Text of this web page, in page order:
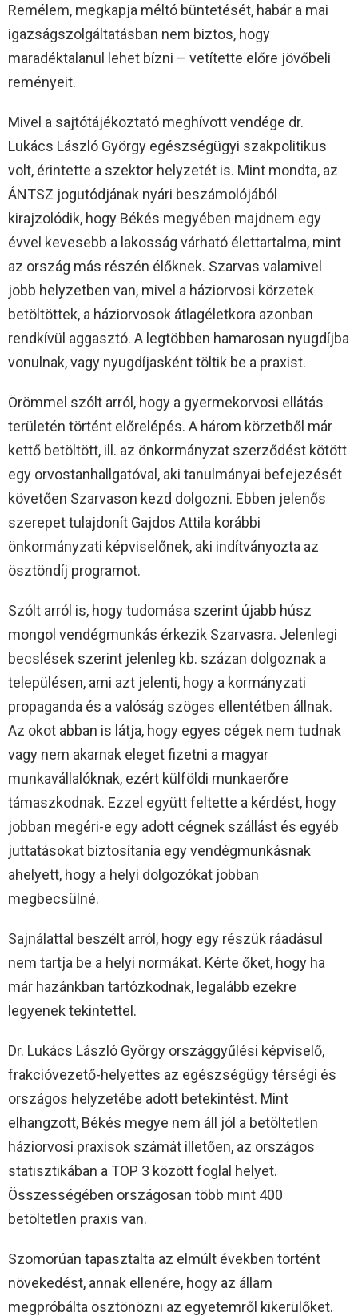
Remélem, megkapja méltó büntetését, habár a mai
igazságszolgáltatásban nem biztos, hogy
maradéktalanul lehet bízni – vetítette előre jövőbeli
reményeit.
Mivel a sajtótájékoztató meghívott vendége dr.
Lukács László György egészségügyi szakpolitikus
volt, érintette a szektor helyzetét is. Mint mondta, az
ÁNTSZ jogutódjának nyári beszámolójából
kirajzolódik, hogy Békés megyében majdnem egy
évvel kevesebb a lakosság várható élettartalma, mint
az ország más részén élőknek. Szarvas valamivel
jobb helyzetben van, mivel a háziorvosi körzetek
betöltöttek, a háziorvosok átlagéletkora azonban
rendkívül aggasztó. A legtöbben hamarosan nyugdíjba
vonulnak, vagy nyugdíjasként töltik be a praxist.
Örömmel szólt arról, hogy a gyermekorvosi ellátás
területén történt előrelépés. A három körzetből már
kettő betöltött, ill. az önkormányzat szerződést kötött
egy orvostanhallgatóval, aki tanulmányai befejezését
követően Szarvason kezd dolgozni. Ebben jelenős
szerepet tulajdonít Gajdos Attila korábbi
önkormányzati képviselőnek, aki indítványozta az
ösztöndíj programot.
Szólt arról is, hogy tudomása szerint újabb húsz
mongol vendégmunkás érkezik Szarvasra. Jelenlegi
becslések szerint jelenleg kb. százan dolgoznak a
településen, ami azt jelenti, hogy a kormányzati
propaganda és a valóság szöges ellentétben állnak.
Az okot abban is látja, hogy egyes cégek nem tudnak
vagy nem akarnak eleget fizetni a magyar
munkavállalóknak, ezért külföldi munkaerőre
támaszkodnak. Ezzel együtt feltette a kérdést, hogy
jobban megéri-e egy adott cégnek szállást és egyéb
juttatásokat biztosítania egy vendégmunkásnak
ahelyett, hogy a helyi dolgozókat jobban
megbecsülné.
Sajnálattal beszélt arról, hogy egy részük ráadásul
nem tartja be a helyi normákat. Kérte őket, hogy ha
már hazánkban tartózkodnak, legalább ezekre
legyenek tekintettel.
Dr. Lukács László György országgyűlési képviselő,
frakcióvezető-helyettes az egészségügy térségi és
országos helyzetébe adott betekintést. Mint
elhangzott, Békés megye nem áll jól a betöltetlen
háziorvosi praxisok számát illetően, az országos
statisztikában a TOP 3 között foglal helyet.
Összességében országosan több mint 400
betöltetlen praxis van.
Szomorúan tapasztalta az elmúlt években történt
növekedést, annak ellenére, hogy az állam
megpróbálta ösztönözni az egyetemről kikerülőket.